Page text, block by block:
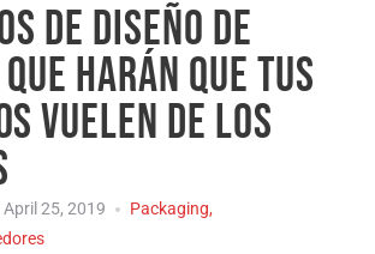
de diseño de
que harán que tus
vuelen de los
April 25, 2019 Packaging,